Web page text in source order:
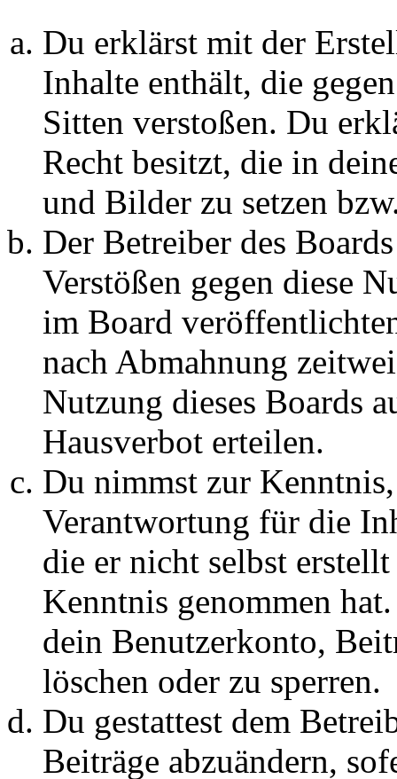
Du erklärst mit der
Inhalte enthält, die
Sitten verstoßen. Du
Recht besitzt, die in
und Bilder zu setzen
Der Betreiber des
Verstößen gegen diese
im Board
nach Abmahnung
Nutzung dieses Boards
Hausverbot erteilen.
Du nimmst zur
Verantwortung für die
die er nicht selbst
Kenntnis genommen
dein Benutzerkonto,
löschen oder zu sperren.
Du gestattest dem
Beiträge abzuändern,